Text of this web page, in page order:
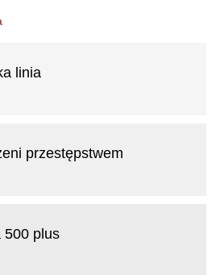
linia
przestępstwem
500 plus